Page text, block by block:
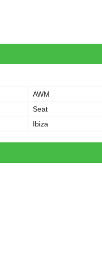
AWM
Seat
Ibiza